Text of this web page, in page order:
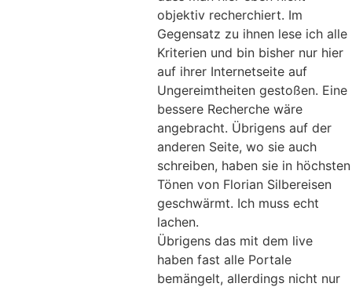
objektiv recherchiert. Im
Gegensatz zu ihnen lese ich alle
Kriterien und bin bisher nur hier
auf ihrer Internetseite auf
Ungereimtheiten gestoßen. Eine
bessere Recherche wäre
angebracht. Übrigens auf der
anderen Seite, wo sie auch
schreiben, haben sie in höchsten
Tönen von Florian Silbereisen
geschwärmt. Ich muss echt
lachen.
Übrigens das mit dem live
haben fast alle Portale
bemängelt, allerdings nicht nur